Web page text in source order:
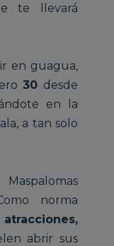
te llevará
en guagua,
30 desde
en la
a tan solo
norma
abrir sus